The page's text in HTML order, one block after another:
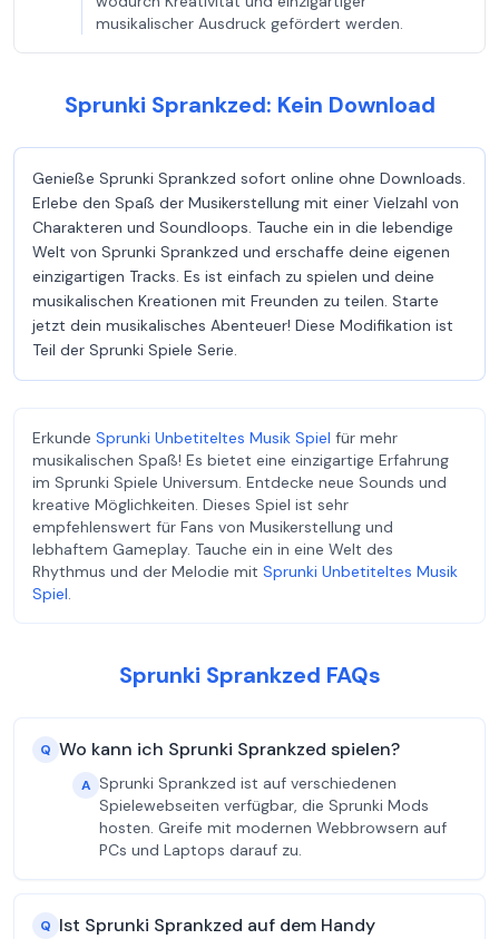
musikalischer Ausdruck gefördert werden.
Sprunki Sprankzed: Kein Download
Genieße Sprunki Sprankzed sofort online ohne Downloads.
Erlebe den Spaß der Musikerstellung mit einer Vielzahl von
Charakteren und Soundloops. Tauche ein in die lebendige
Welt von Sprunki Sprankzed und erschaffe deine eigenen
einzigartigen Tracks. Es ist einfach zu spielen und deine
musikalischen Kreationen mit Freunden zu teilen. Starte
jetzt dein musikalisches Abenteuer! Diese Modifikation ist
Teil der Sprunki Spiele Serie.
Erkunde Sprunki Unbetiteltes Musik Spiel für mehr
musikalischen Spaß! Es bietet eine einzigartige Erfahrung
im Sprunki Spiele Universum. Entdecke neue Sounds und
kreative Möglichkeiten. Dieses Spiel ist sehr
empfehlenswert für Fans von Musikerstellung und
lebhaftem Gameplay. Tauche ein in eine Welt des
Rhythmus und der Melodie mit Sprunki Unbetiteltes Musik
Spiel.
Sprunki Sprankzed FAQs
Q Wo kann ich Sprunki Sprankzed spielen?
A Sprunki Sprankzed ist auf verschiedenen
Spielewebseiten verfügbar, die Sprunki Mods
hosten. Greife mit modernen Webbrowsern auf
PCs und Laptops darauf zu.
Q Ist Sprunki Sprankzed auf dem Handy